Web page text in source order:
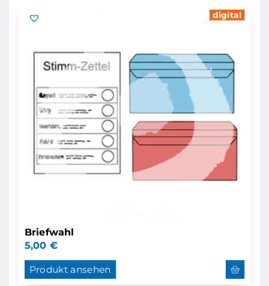
digital
Briefwahl
5,00 €
Produkt ansehen